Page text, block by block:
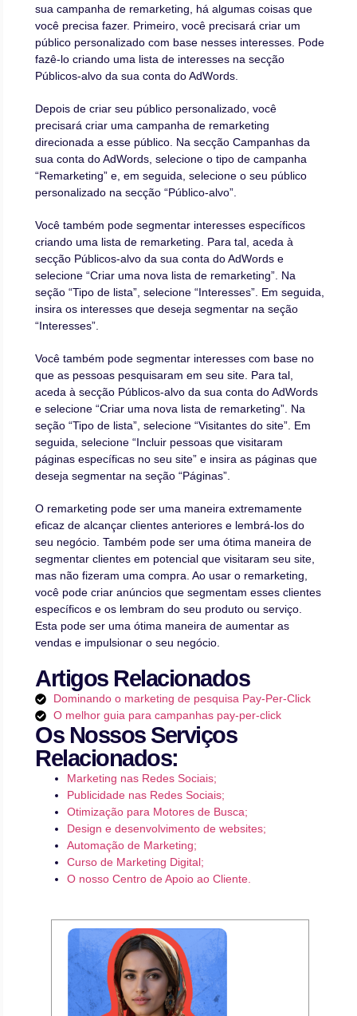
sua campanha de remarketing, há algumas coisas que
você precisa fazer. Primeiro, você precisará criar um
público personalizado com base nesses interesses. Pode
fazê-lo criando uma lista de interesses na secção
Públicos-alvo da sua conta do AdWords.
Depois de criar seu público personalizado, você
precisará criar uma campanha de remarketing
direcionada a esse público. Na secção Campanhas da
sua conta do AdWords, selecione o tipo de campanha
“Remarketing” e, em seguida, selecione o seu público
personalizado na secção “Público-alvo”.
Você também pode segmentar interesses específicos
criando uma lista de remarketing. Para tal, aceda à
secção Públicos-alvo da sua conta do AdWords e
selecione “Criar uma nova lista de remarketing”. Na
seção “Tipo de lista”, selecione “Interesses”. Em seguida,
insira os interesses que deseja segmentar na seção
“Interesses”.
Você também pode segmentar interesses com base no
que as pessoas pesquisaram em seu site. Para tal,
aceda à secção Públicos-alvo da sua conta do AdWords
e selecione “Criar uma nova lista de remarketing”. Na
seção “Tipo de lista”, selecione “Visitantes do site”. Em
seguida, selecione “Incluir pessoas que visitaram
páginas específicas no seu site” e insira as páginas que
deseja segmentar na seção “Páginas”.
O remarketing pode ser uma maneira extremamente
eficaz de alcançar clientes anteriores e lembrá-los do
seu negócio. Também pode ser uma ótima maneira de
segmentar clientes em potencial que visitaram seu site,
mas não fizeram uma compra. Ao usar o remarketing,
você pode criar anúncios que segmentam esses clientes
específicos e os lembram do seu produto ou serviço.
Esta pode ser uma ótima maneira de aumentar as
vendas e impulsionar o seu negócio.
Artigos Relacionados
Dominando o marketing de pesquisa Pay-Per-Click
O melhor guia para campanhas pay-per-click
Os Nossos Serviços
Relacionados:
Marketing nas Redes Sociais;
Publicidade nas Redes Sociais;
Otimização para Motores de Busca;
Design e desenvolvimento de websites;
Automação de Marketing;
Curso de Marketing Digital;
O nosso Centro de Apoio ao Cliente.